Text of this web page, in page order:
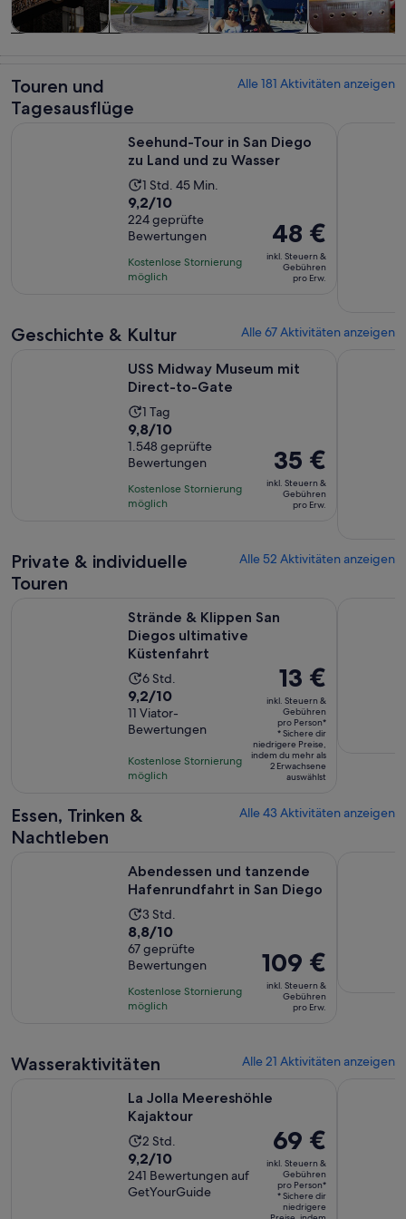
Touren
Touren und
Tagesausflüge
Alle 181 Aktivitäten anzeigen
Seehund-Tour in San Diego
zu Land und zu Wasser
Die
Aktivität
dauert
1
Stunde
und
1 Std. 45 Min.
9.2
von
10,
basierend
auf
9,2/10
224 geprüfte
Bewertungen
Kostenlose Stornierung
möglich
Der
Preis
beträgt
48 €
Erw.
48 €
inkl. Steuern &
Gebühren
pro Erw.
Geschichte & Kultur Alle 67 Aktivitäten anzeigen
USS Midway Museum mit
Direct-to-Gate
Die
Aktivität
dauert
1 Tag
1 Tag
9.8
von
10,
basierend
auf
9,8/10
1.548 geprüfte
Bewertungen
Kostenlose Stornierung
möglich
Der
Preis
beträgt
35 €
Erw.
35 €
inkl. Steuern &
Gebühren
pro Erw.
Private & individuelle
Touren
Alle 52 Aktivitäten anzeigen
Strände & Klippen San
Diegos ultimative
Küstenfahrt
Die
Aktivität
dauert
6
Stunden
6 Std.
9.2
von
10,
basierend
auf
Bewertungen.
9,2/10
11 Viator-
Bewertungen
Kostenlose Stornierung
möglich
Der
Preis
beträgt
13 €
pro
Person*
13 €
inkl. Steuern &
Gebühren
pro Person*
* Sichere dir
niedrigere Preise,
indem du mehr als
2 Erwachsene
auswählst
Essen, Trinken &
Nachtleben
Alle 43 Aktivitäten anzeigen
Abendessen und tanzende
Hafenrundfahrt in San Diego
Die
Aktivität
dauert
3
Stunden
3 Std.
8.8
von
10,
basierend
auf
8,8/10
67 geprüfte
Bewertungen
Kostenlose Stornierung
möglich
Der
Preis
beträgt
109 €
Erw.
109 €
inkl. Steuern &
Gebühren
pro Erw.
Wasseraktivitäten Alle 21 Aktivitäten anzeigen
La Jolla Meereshöhle
Kajaktour
Die
Aktivität
dauert
2
2 Std.
9.2
von
10,
9,2/10
241 Bewertungen auf
GetYourGuide
Der
Preis
beträgt
69 €
pro
69 €
inkl. Steuern &
Gebühren
pro Person*
* Sichere dir
niedrigere